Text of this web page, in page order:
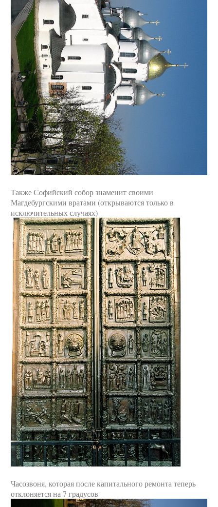
Также Софийский собор знаменит своими
Магдебургскими вратами (открываются только в
исключительных случаях)
Часозвоня, которая после капитального ремонта теперь
отклоняется на 7 градусов